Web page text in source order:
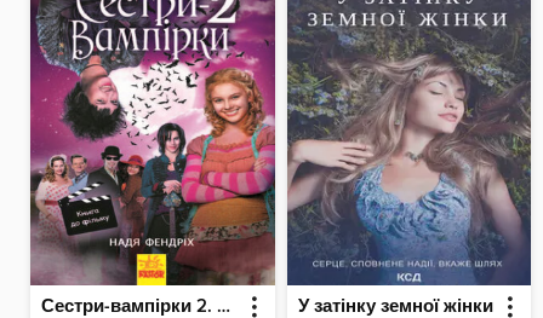
Сестри-вампірки 2. Книга до фільму У затінку земної жінки